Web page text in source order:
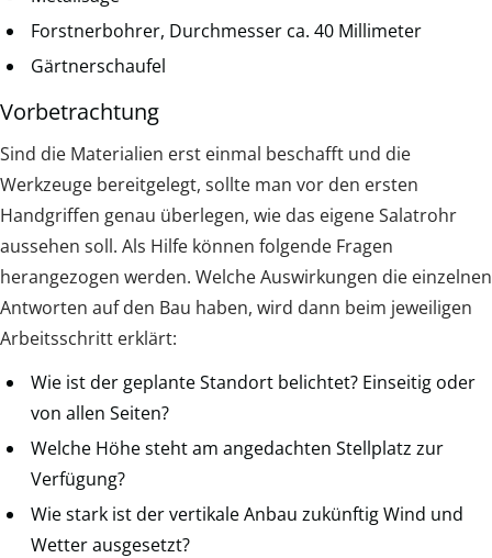
Forstnerbohrer, Durchmesser ca. 40 Millimeter
Gärtnerschaufel
Vorbetrachtung
Sind die Materialien erst einmal beschafft und die
Werkzeuge bereitgelegt, sollte man vor den ersten
Handgriffen genau überlegen, wie das eigene Salatrohr
aussehen soll. Als Hilfe können folgende Fragen
herangezogen werden. Welche Auswirkungen die einzelnen
Antworten auf den Bau haben, wird dann beim jeweiligen
Arbeitsschritt erklärt:
Wie ist der geplante Standort belichtet? Einseitig oder
von allen Seiten?
Welche Höhe steht am angedachten Stellplatz zur
Verfügung?
Wie stark ist der vertikale Anbau zukünftig Wind und
Wetter ausgesetzt?